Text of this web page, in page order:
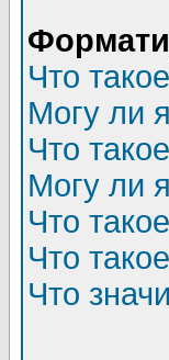
Что
Могу ли
Что
Могу ли
Что
Что
Что